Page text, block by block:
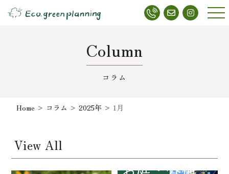
メニ
Column
コラム
Home > コラム >2025年 > 1月
View All